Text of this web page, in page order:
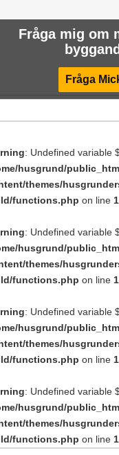
Fråga mig om
Fråga
: Undefined variable
husgrund/
themes/
functions.php on line
: Undefined variable
husgrund/
themes/
functions.php on line
: Undefined variable
husgrund/
themes/
functions.php on line
: Undefined variable
husgrund/
themes/
functions.php on line